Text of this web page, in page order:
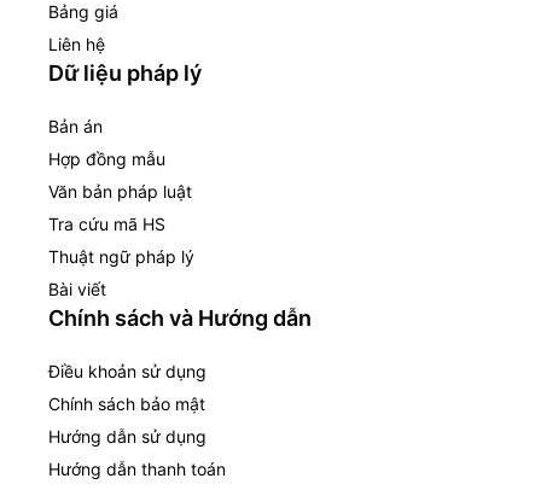
Bảng giá
Liên hệ
Dữ liệu pháp lý
Bản án
Hợp đồng mẫu
Văn bản pháp luật
Tra cứu mã HS
Thuật ngữ pháp lý
Bài viết
Chính sách và Hướng dẫn
Điều khoản sử dụng
Chính sách bảo mật
Hướng dẫn sử dụng
Hướng dẫn thanh toán